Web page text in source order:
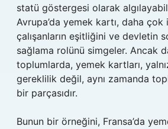
statü göstergesi olarak
Avrupa’da yemek kartı, daha çok
çalışanların eşitliğini ve devletin
sağlama rolünü simgeler. Ancak
toplumlarda, yemek kartları,
gereklilik değil, aynı zamanda
bir parçasıdır.
Bunun bir örneğini, Fransa’da